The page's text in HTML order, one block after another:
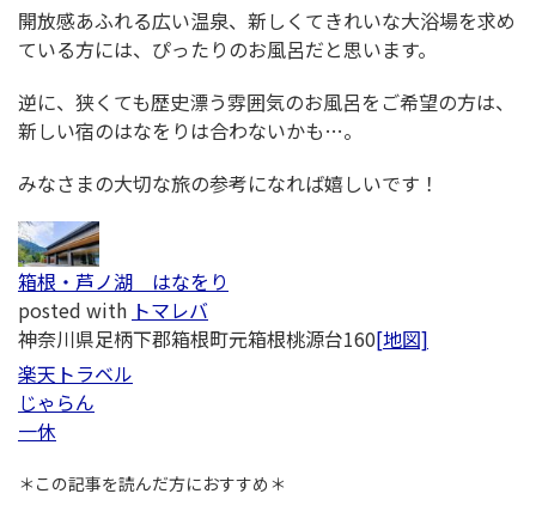
開放感あふれる広い温泉、新しくてきれいな大浴場を求め
ている方には、ぴったりのお風呂だと思います。
逆に、狭くても歴史漂う雰囲気のお風呂をご希望の方は、
新しい宿のはなをりは合わないかも…。
みなさまの大切な旅の参考になれば嬉しいです！
箱根・芦ノ湖 はなをり
posted with トマレバ
神奈川県足柄下郡箱根町元箱根桃源台160[地図]
楽天トラベル
じゃらん
一休
＊この記事を読んだ方におすすめ＊